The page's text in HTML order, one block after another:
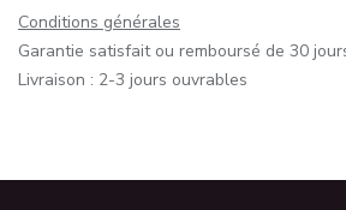
Conditions générales
Garantie satisfait ou remboursé de 30
Livraison : 2-3 jours ouvrables